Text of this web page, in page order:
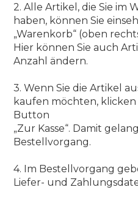
2. Alle Artikel, die Sie im
haben, können Sie
„Warenkorb“ (oben
Hier können Sie auch
Anzahl ändern.
3. Wenn Sie die Artikel
kaufen möchten,
Button
„Zur Kasse“. Damit
Bestellvorgang.
4. Im Bestellvorgang
Liefer- und